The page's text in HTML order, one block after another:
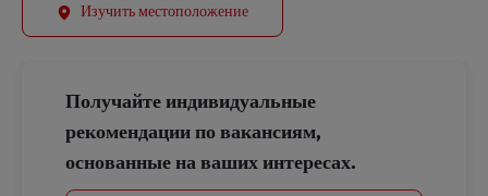
Изучить местоположение
Получайте индивидуальные
рекомендации по вакансиям,
основанные на ваших интересах.